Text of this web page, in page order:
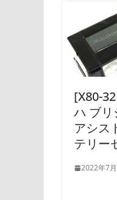
[X80-
ハ ブリ
アシス
テリー
2022年7